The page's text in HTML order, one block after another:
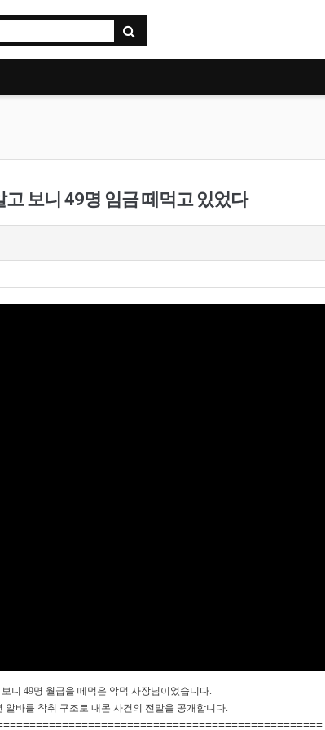
보니 49명 임금 떼먹고 있었다
니 49명 월급을 떼먹은 악덕 사장님이었습니다.
바를 착취 구조로 내몬 사건의 전말을 공개합니다.